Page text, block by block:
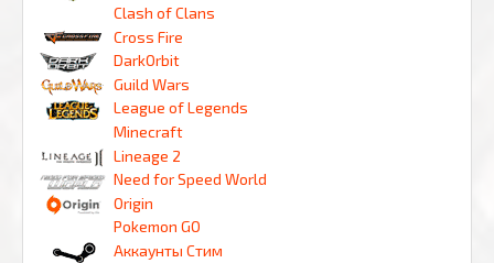
Clash of Clans
Cross Fire
DarkOrbit
Guild Wars
League of Legends
Minecraft
Lineage 2
Need for Speed World
Origin
Pokemon GO
Аккаунты Стим